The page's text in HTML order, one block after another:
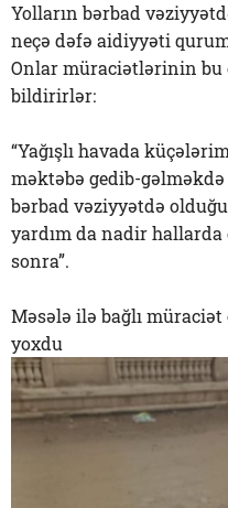
Yolların bərbad
neçə dəfə aidiyyəti
Onlar müraciətlərinin bu
bildirirlər:
“Yağışlı havada
məktəbə gedib-
bərbad vəziyyətdə
yardım da nadir
sonra”.
Məsələ ilə bağlı
yoxdu